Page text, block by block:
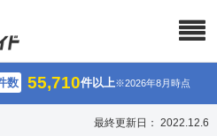
数 55,710件以上※2026年8月時点
最終更新日： 2022.12.6